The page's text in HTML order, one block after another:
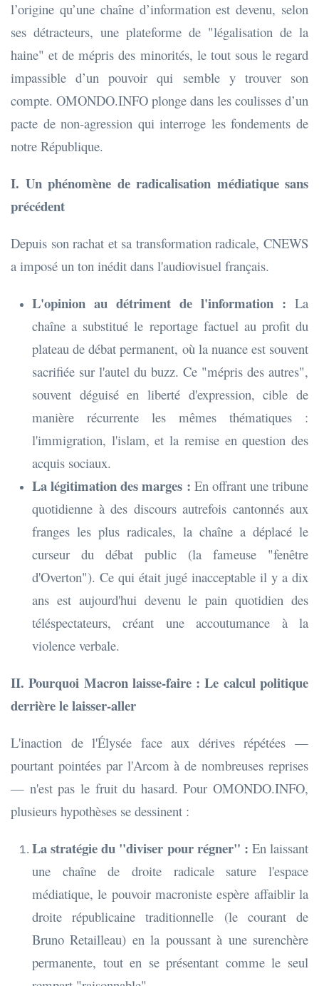
l’origine qu’une chaîne d’information est devenu, selon
ses détracteurs, une plateforme de "légalisation de la
haine" et de mépris des minorités, le tout sous le regard
impassible d’un pouvoir qui semble y trouver son
compte. OMONDO.INFO plonge dans les coulisses d’un
pacte de non-agression qui interroge les fondements de
notre République.
I. Un phénomène de radicalisation médiatique sans
précédent
Depuis son rachat et sa transformation radicale, CNEWS
a imposé un ton inédit dans l'audiovisuel français.
L'opinion au détriment de l'information : La
chaîne a substitué le reportage factuel au profit du
plateau de débat permanent, où la nuance est souvent
sacrifiée sur l'autel du buzz. Ce "mépris des autres",
souvent déguisé en liberté d'expression, cible de
manière récurrente les mêmes thématiques :
l'immigration, l'islam, et la remise en question des
acquis sociaux.
La légitimation des marges : En offrant une tribune
quotidienne à des discours autrefois cantonnés aux
franges les plus radicales, la chaîne a déplacé le
curseur du débat public (la fameuse "fenêtre
d'Overton"). Ce qui était jugé inacceptable il y a dix
ans est aujourd'hui devenu le pain quotidien des
téléspectateurs, créant une accoutumance à la
violence verbale.
II. Pourquoi Macron laisse-faire : Le calcul politique
derrière le laisser-aller
L'inaction de l'Élysée face aux dérives répétées —
pourtant pointées par l'Arcom à de nombreuses reprises
— n'est pas le fruit du hasard. Pour OMONDO.INFO,
plusieurs hypothèses se dessinent :
La stratégie du "diviser pour régner" : En laissant
une chaîne de droite radicale sature l'espace
médiatique, le pouvoir macroniste espère affaiblir la
droite républicaine traditionnelle (le courant de
Bruno Retailleau) en la poussant à une surenchère
permanente, tout en se présentant comme le seul